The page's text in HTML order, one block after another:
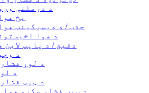
د درملنې
یخ
جذب / د ډیسیکینټ
د هوا
دقیق / د پایپ لاین
د
د لوړ
د
د ټیټ
د ټیټ فشار سکرو هوا